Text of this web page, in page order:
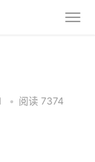
• 阅读 7374